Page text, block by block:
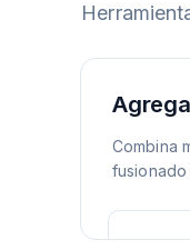
Combina
fusionado